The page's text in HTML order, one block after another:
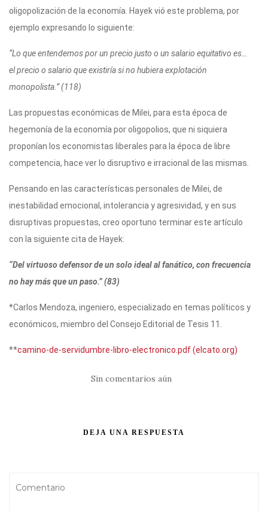
oligopolización de la economía. Hayek vió este problema, por
ejemplo expresando lo siguiente:
“Lo que entendemos por un precio justo o un salario equitativo es…
el precio o salario que existiría si no hubiera explotación
monopolista.” (118)
Las propuestas económicas de Milei, para esta época de
hegemonía de la economía por oligopolios, que ni siquiera
proponían los economistas liberales para la época de libre
competencia, hace ver lo disruptivo e irracional de las mismas.
Pensando en las características personales de Milei, de
inestabilidad emocional, intolerancia y agresividad, y en sus
disruptivas propuestas, creo oportuno terminar este artículo
con la siguiente cita de Hayek:
“Del virtuoso defensor de un solo ideal al fanático, con frecuencia
no hay más que un paso.” (83)
*Carlos Mendoza, ingeniero, especializado en temas políticos y
económicos, miembro del Consejo Editorial de Tesis 11.
**camino-de-servidumbre-libro-electronico.pdf (elcato.org)
Sin comentarios aún
DEJA UNA RESPUESTA